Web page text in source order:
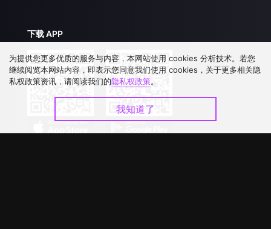
下载 APP
为提供您更多优质的服务与内容，本网站使用 cookies 分析技术。若您
继续阅览本网站内容，即表示您同意我们使用 cookies，关于更多相关隐
私权政策资讯，请阅读我们的隐私权政策。
我知道了